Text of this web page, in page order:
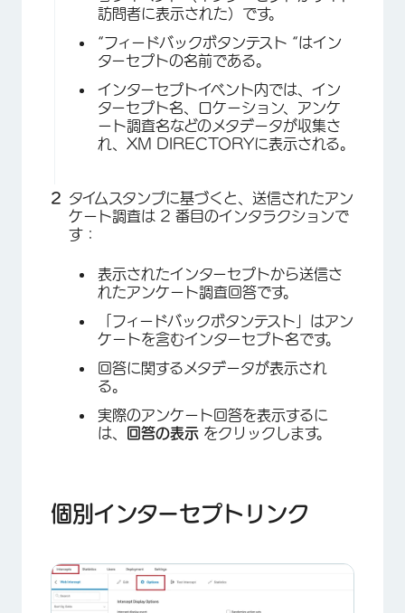
訪問者に表示された）です。
“フィードバックボタンテスト “はイン
ターセプトの名前である。
インターセプトイベント内では、イン
ターセプト名、ロケーション、アンケ
ート調査名などのメタデータが収集さ
れ、XM DIRECTORYに表示される。
タイムスタンプに基づくと、送信されたアン
ケート調査は 2 番目のインタラクションで
す：
表示されたインターセプトから送信さ
れたアンケート調査回答です。
「フィードバックボタンテスト」はアン
ケートを含むインターセプト名です。
回答に関するメタデータが表示され
る。
実際のアンケート回答を表示するに
は、
回答の表示 をクリックします。
個別インターセプトリンク